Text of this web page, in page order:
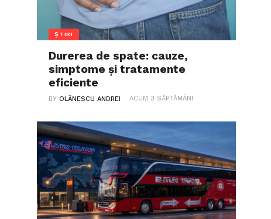
ȘTIRI
Durerea de spate: cauze,
simptome și tratamente
eficiente
BYOLĂNESCU ANDREI ACUM 3 SĂPTĂMÂNI